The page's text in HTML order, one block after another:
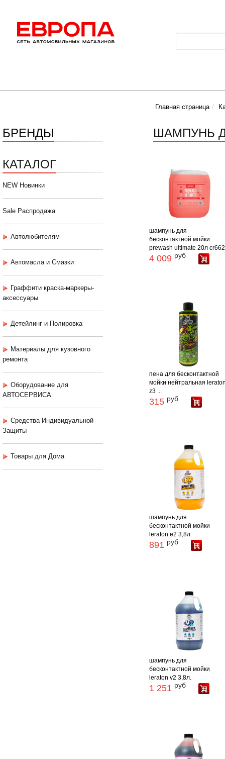
Главная страница
БРЕНДЫ
КАТАЛОГ
NEW Новинки
Sale Распродажа
Автолюбителям
Автомасла и Смазки
Граффити краска-маркеры-
аксессуары
Детейлинг и Полировка
Материалы для кузовного
ремонта
Оборудование для
АВТОСЕРВИСА
Средства Индивидуальной
Защиты
Товары для Дома
ШАМПУНЬ
шампунь для
бесконтактной мойки
prewash ultimate 20л cr662
4 009 руб
пена для бесконтактной
мойки нейтральная
z3 ...
315 руб
шампунь для
бесконтактной мойки
leraton e2 3,8л.
891 руб
шампунь для
бесконтактной мойки
leraton v2 3,8л.
1 251 руб